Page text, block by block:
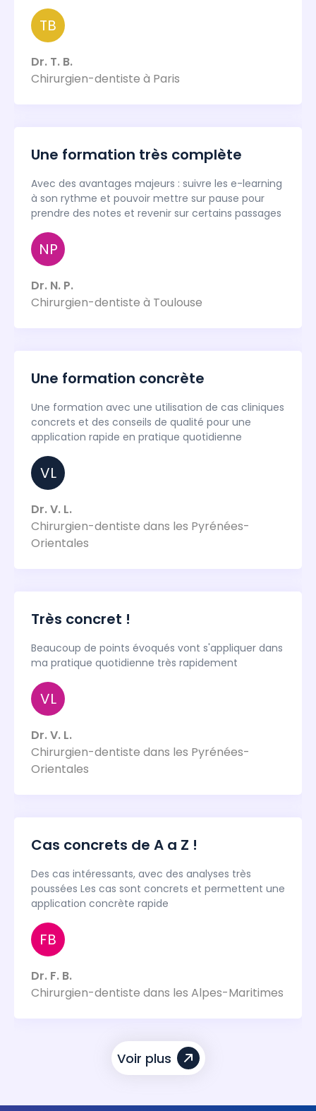
TB
Dr. T. B.
Chirurgien-dentiste à Paris
Une formation très complète
Avec des avantages majeurs : suivre les e-learning
à son rythme et pouvoir mettre sur pause pour
prendre des notes et revenir sur certains passages
NP
Dr. N. P.
Chirurgien-dentiste à Toulouse
Une formation concrète
Une formation avec une utilisation de cas cliniques
concrets et des conseils de qualité pour une
application rapide en pratique quotidienne
VL
Dr. V. L.
Chirurgien-dentiste dans les Pyrénées-
Orientales
Très concret !
Beaucoup de points évoqués vont s'appliquer dans
ma pratique quotidienne très rapidement
VL
Dr. V. L.
Chirurgien-dentiste dans les Pyrénées-
Orientales
Cas concrets de A a Z !
Des cas intéressants, avec des analyses très
poussées Les cas sont concrets et permettent une
application concrète rapide
FB
Dr. F. B.
Chirurgien-dentiste dans les Alpes-Maritimes
Voir plus